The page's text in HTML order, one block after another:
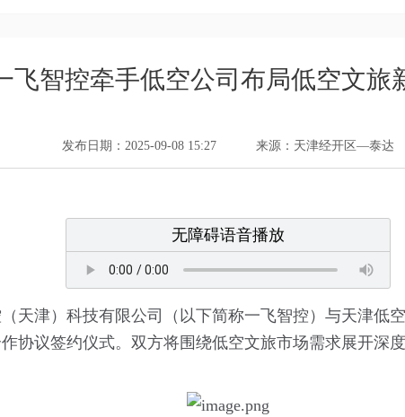
飞智控牵手低空公司布局低空文旅
发布日期：2025-09-08 15:27
来源：天津经开区—泰达
无障碍语音播放
天津）科技有限公司（以下简称一飞智控）与天津低
协议签约仪式。双方将围绕低空文旅市场需求展开深